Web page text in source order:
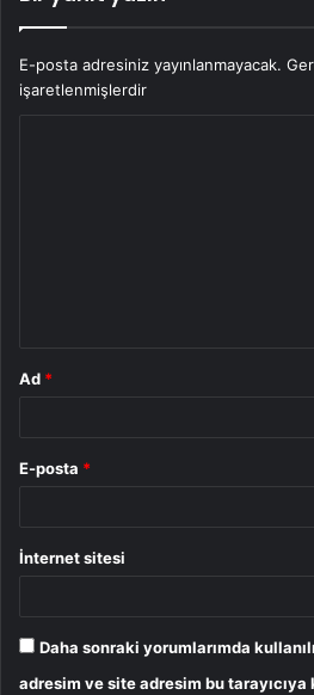
E-posta adresiniz yayınlanmayacak.
işaretlenmişlerdir
Ad *
E-posta *
İnternet sitesi
Daha sonraki yorumlarımda
adresim ve site adresim bu